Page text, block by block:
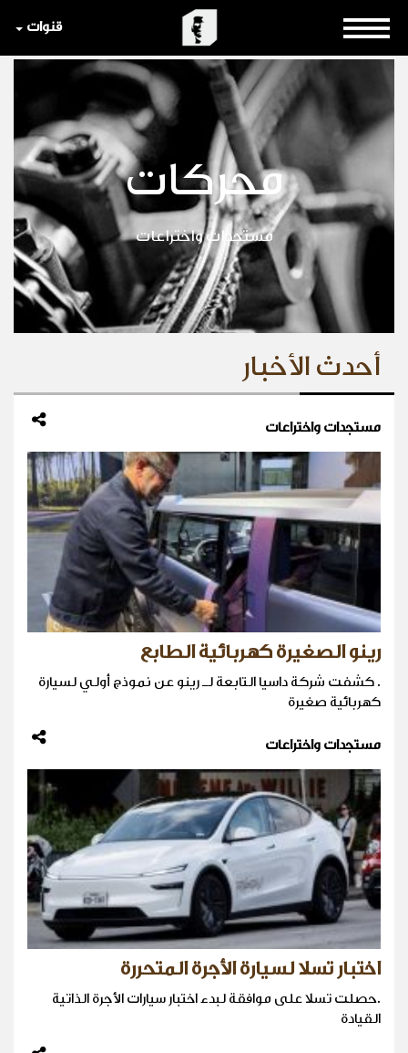
قنوات
محركات
مستجدات واختراعات
أحدث الأخبار
مستجدات واختراعات
رينو الصغيرة كهربائية الطابع
. كشفت شركة داسيا التابعة لـ رينو عن نموذج أولي لسيارة
كهربائية صغيرة
مستجدات واختراعات
اختبار تسلا لسيارة الأجرة المتحررة
.حصلت تسلا على موافقة لبدء اختبار سيارات الأجرة الذاتية
القيادة